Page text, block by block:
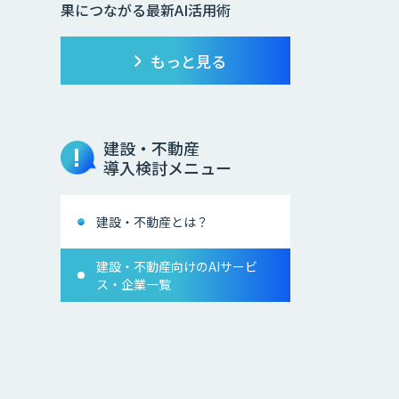
果につながる最新AI活用術
もっと見る
建設・不動産
導入検討メニュー
建設・不動産とは？
建設・不動産向けのAIサービ
ス・企業一覧